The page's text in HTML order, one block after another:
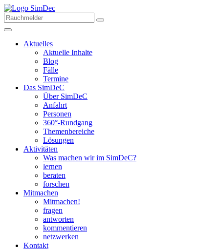
Aktuelles
Aktuelle Inhalte
Blog
Fälle
Termine
Das SimDeC
Über SimDeC
Anfahrt
Personen
360°-Rundgang
Themenbereiche
Lösungen
Aktivitäten
Was machen wir im SimDeC?
lernen
beraten
forschen
Mitmachen
Mitmachen!
fragen
antworten
kommentieren
netzwerken
Kontakt